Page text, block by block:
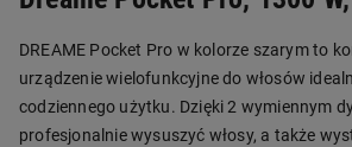
DREAME Pocket Pro w kolorze szarym to
urządzenie wielofunkcyjne do włosów
codziennego użytku. Dzięki 2 wymiennym
profesjonalnie wysuszyć włosy, a także